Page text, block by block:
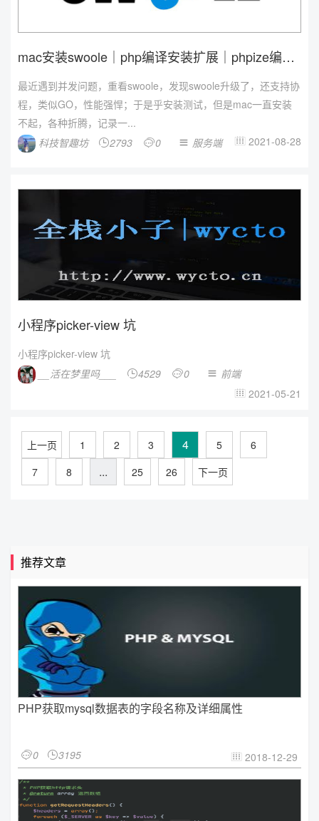
mac安装swoole｜php编译安装扩展｜phpize编
最近遇到并发问题，重看swoole，发现swoole升级了，还支持协
程，类似GO，性能强悍；于是乎安装测试，但是mac一直安装
不起，各种折腾，记录一...
科技智趣坊
2793 0  服务端  2021-08-28
小程序picker-view 坑
小程序picker-view 坑
__活在梦里吗___
4529 0  前端
 2021-05-21
上一页 1 2 3 4 5
6
7
8 ... 25 26 下一页
推荐文章
PHP获取mysql数据表的字段名称及详细属性
0 3195  2018-12-29